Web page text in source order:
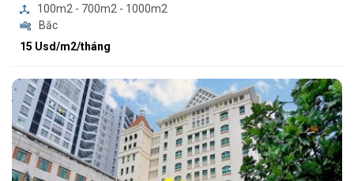
100m2 - 700m2 - 1000m2
Bắc
15 Usd/m2/tháng